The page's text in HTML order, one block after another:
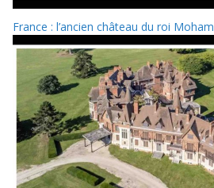
France : l’ancien château du roi